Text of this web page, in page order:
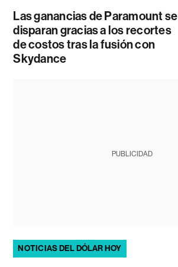
Las ganancias de Paramount se
disparan gracias a los recortes
de costos tras la fusión con
Skydance
PUBLICIDAD
NOTICIAS DEL DÓLAR HOY